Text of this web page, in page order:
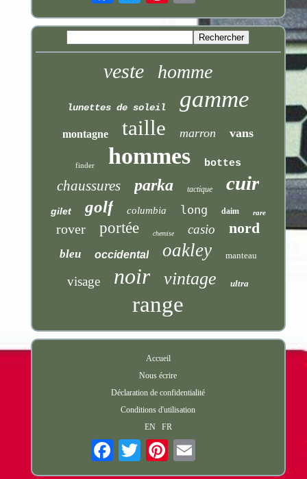
veste homme
lunettes de soleil gamme
montagne taille marron vans
finder hommes bottes
chaussures parka tactique cuir
gilet golf columbia long daim rare
rover portée chemise casio nord
bleu occidental oakley manteau
visage noir vintage ultra
range
Accueil
Nous écrire
Déclaration de confidentialité
Conditions d'utilisation
EN
FR